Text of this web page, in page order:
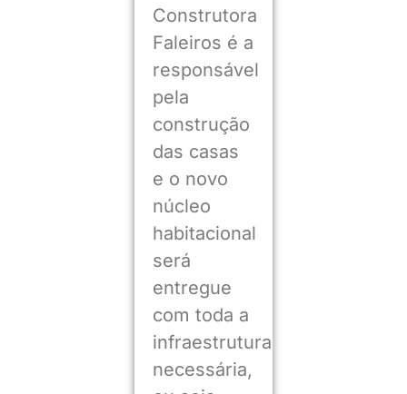
Construtora
Faleiros é a
responsável
pela
construção
das casas
e o novo
núcleo
habitacional
será
entregue
com toda a
infraestrutura
necessária,